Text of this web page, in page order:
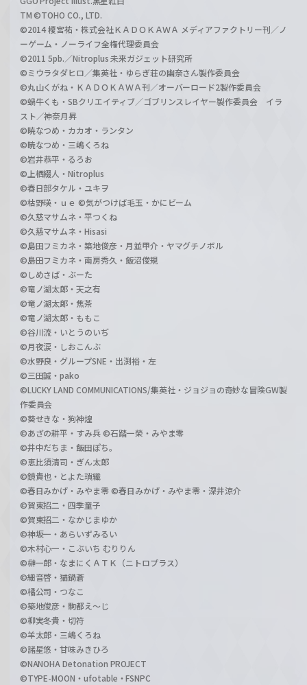
TM ©TOHO CO., LTD.
©2014 榎宮祐・株式会社ＫＡＤＯＫＡＷＡ メディアファクトリー刊／ノ
ーゲーム・ノーライフ全権代理委員会
©2011 5pb.／Nitroplus 未来ガジェット研究所
©ミウラタダヒロ／集英社・ゆらぎ荘の幽奈さん製作委員会
©丸山くがね・ＫＡＤＯＫＡＷＡ刊／オーバーロード2製作委員会
©蝸牛くも・SBクリエイティブ／ゴブリンスレイヤー製作委員会 イラ
スト／神奈月昇
©暁なつめ・カカオ・ランタン
©暁なつめ・三嶋くろね
©岩井恭平・るろお
©上栖綴人・Nitroplus
©春日部タケル・ユキヲ
©枯野瑛・ｕｅ ©気がつけば毛玉・かにビーム
©久慈マサムネ・平つくね
©久慈マサムネ・Hisasi
©島田フミカネ・築地俊彦・月並甲介・ヤマグチノボル
©島田フミカネ・南房秀久・飯沼俊規
©しめさば・ぶーた
©竜ノ湖太郎・天之有
©竜ノ湖太郎・焦茶
©竜ノ湖太郎・ももこ
©谷川流・いとうのいぢ
©月夜涙・しおこんぶ
©水野良・グループSNE・出渕裕・左
©三田誠・pako
©LUCKY LAND COMMUNICATIONS/集英社・ジョジョの奇妙な冒険GW製
作委員会
©葵せきな・狗神煌
©あざの耕平・すみ兵 ©石踏一榮・みやま零
©井中だちま・飯田ぽち。
©恵比須清司・ぎん太郎
©鏡貴也・とよた瑣織
©春日みかげ・みやま零 ©春日みかげ・みやま零・深井涼介
©賀東招二・四季童子
©賀東招二・なかじまゆか
©神坂一・あらいずみるい
©木村心一・こぶいち むりりん
©榊一郎・なまにくＡＴＫ（ニトロプラス）
©細音啓・猫鍋蒼
©橘公司・つなこ
©築地俊彦・駒都え～じ
©柳実冬貴・切符
©羊太郎・三嶋くろね
©諸星悠・甘味みきひろ
©NANOHA Detonation PROJECT
©TYPE-MOON・ufotable・FSNPC